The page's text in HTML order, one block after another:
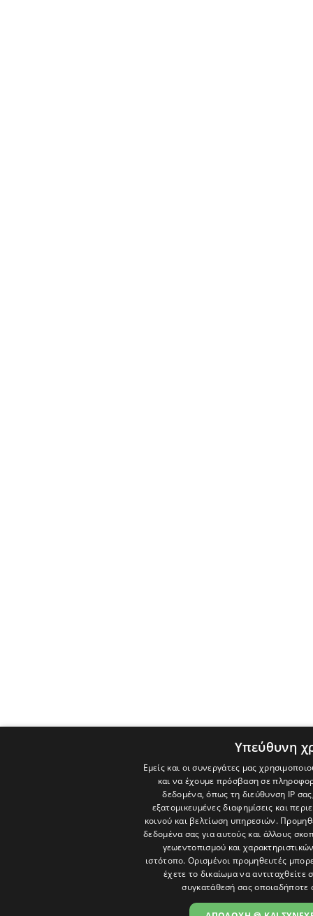
Υπεύθυνη
Εμείς και οι συνεργάτες μας
και να έχουμε πρόσβαση σε
δεδομένα, όπως τη διεύθυνση IP
εξατομικευμένες διαφημίσεις και
κοινού και βελτίωση υπηρεσιών.
δεδομένα σας για αυτούς και άλλους
γεωεντοπισμού και
ιστότοπο. Ορισμένοι προμηθευτές
έχετε το δικαίωμα να αντιταχθείτε
συγκατάθεσή σας οποιαδήποτε